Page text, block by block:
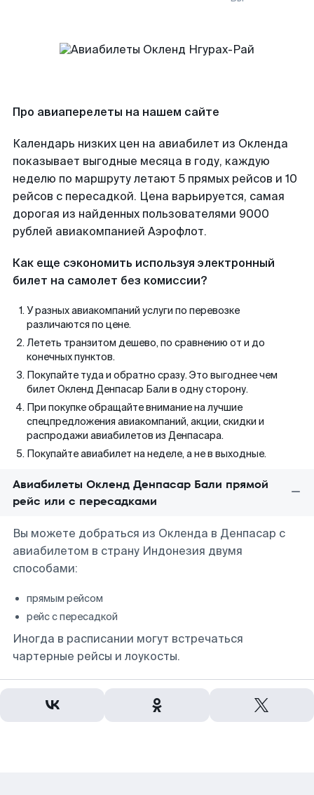
Про авиаперелеты на нашем сайте
Календарь низких цен на авиабилет из Окленда
показывает выгодные месяца в году, каждую
неделю по маршруту летают 5 прямых рейсов и 10
рейсов с пересадкой. Цена варьируется, самая
дорогая из найденных пользователями 9000
рублей авиакомпанией Аэрофлот.
Как еще сэкономить используя электронный
билет на самолет без комиссии?
У разных авиакомпаний услуги по перевозке
различаются по цене.
Лететь транзитом дешево, по сравнению от и до
конечных пунктов.
Покупайте туда и обратно сразу. Это выгоднее чем
билет Окленд Денпасар Бали в одну сторону.
При покупке обращайте внимание на лучшие
спецпредложения авиакомпаний, акции, скидки и
распродажи авиабилетов из Денпасара.
Покупайте авиабилет на неделе, а не в выходные.
Авиабилеты Окленд Денпасар Бали прямой
рейс или с пересадками
Вы можете добраться из Окленда в Денпасар с
авиабилетом в страну Индонезия двумя
способами:
прямым рейсом
рейс с пересадкой
Иногда в расписании могут встречаться
чартерные рейсы и лоукосты.